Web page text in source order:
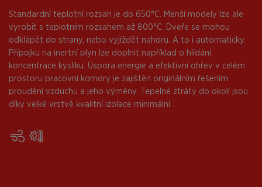
Standardní teplotní rozsah je do 650°C. Menší modely lze ale
vyrobit s teplotním rozsahem až 800°C. Dveře se mohou
odklápět do strany, nebo vyjíždět nahoru. A to i automaticky.
Přípojku na inertní plyn lze doplnit například o hlídání
koncentrace kyslíku. Úspora energie a efektivní ohřev v celém
prostoru pracovní komory je zajištěn originálním řešením
proudění vzduchu a jeho výměny. Tepelné ztráty do okolí jsou
díky velké vrstvě kvalitní izolace minimální.